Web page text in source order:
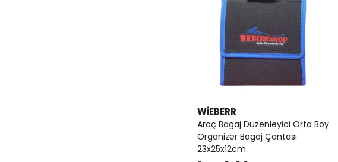
WİEBERR
Araç Bagaj Düzenleyici Orta Boy
Organizer Bagaj Çantası
23x25x12cm